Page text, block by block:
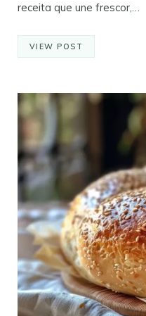
receita que une frescor,…
VIEW POST